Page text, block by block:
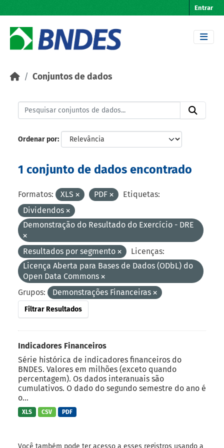
Entrar
Conjuntos de dados
Ordenar por
1 conjunto de dados encontrado
Formatos: XLS PDF
Etiquetas:
Dividendos
Demonstração do Resultado do Exercício - DRE
Resultados por segmento
Licenças:
Licença Aberta para Bases de Dados (ODbL) do
Open Data Commons
Grupos:
Demonstrações Financeiras
Filtrar Resultados
Indicadores Financeiros
Série histórica de indicadores financeiros do
BNDES. Valores em milhões (exceto quando
percentagem). Os dados interanuais são
cumulativos. O dado do segundo semestre do ano é
o...
XLS CSV PDF